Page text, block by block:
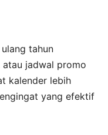
tahun
atau jadwal promo
kalender lebih
yang efektif